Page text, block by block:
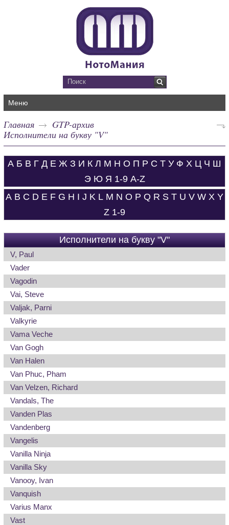
Меню
Главная
GTP-архив
Исполнители на букву "V"
А Б В Г Д Е Ж З И К Л М Н О П Р С Т У Ф Х Ц Ч Ш
Э Ю Я 1-9 A-Z
A B C D E F G H I J K L M N O P Q R S T U V W X Y
Z 1-9
Исполнители на букву "V"
V, Paul
Vader
Vagodin
Vai, Steve
Valjak, Parni
Valkyrie
Vama Veche
Van Gogh
Van Halen
Van Phuc, Pham
Van Velzen, Richard
Vandals, The
Vanden Plas
Vandenberg
Vangelis
Vanilla Ninja
Vanilla Sky
Vanooy, Ivan
Vanquish
Varius Manx
Vast